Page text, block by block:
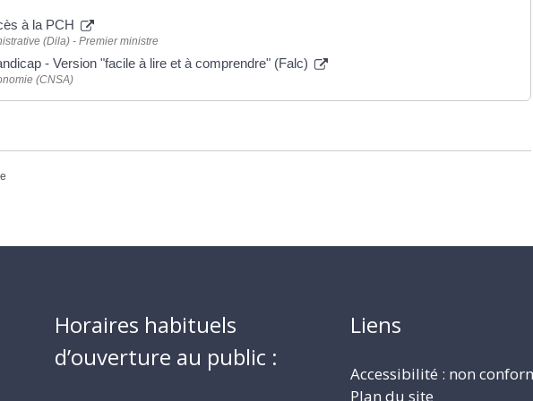
à la PCH
(Dila) - Premier ministre
- Version "facile à lire et à comprendre" (Falc)
(CNSA)
Horaires habituels
d’ouverture au public :
Liens
Accessibilité : non
Plan du site